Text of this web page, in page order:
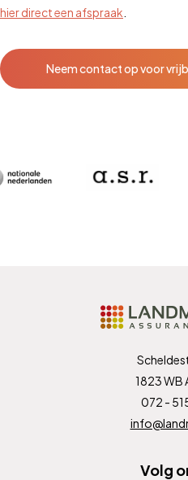
hier direct een afspraak
Neem contact op voor
1823 WB
072 -
Volg